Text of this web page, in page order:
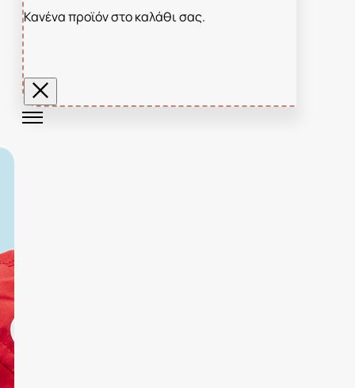
Κανένα προϊόν στο καλάθι σας.